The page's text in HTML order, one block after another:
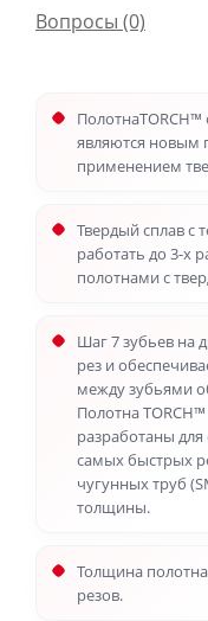
Вопросы (0)
ПолотнаTORCH™
являются новым
применением
Твердый сплав с
работать до 3-х
полотнами с
Шаг 7 зубьев на
рез и
между зубьями
Полотна TORCH™
разработаны
самых быстрых
чугунных труб
толщины.
Толщина
резов.